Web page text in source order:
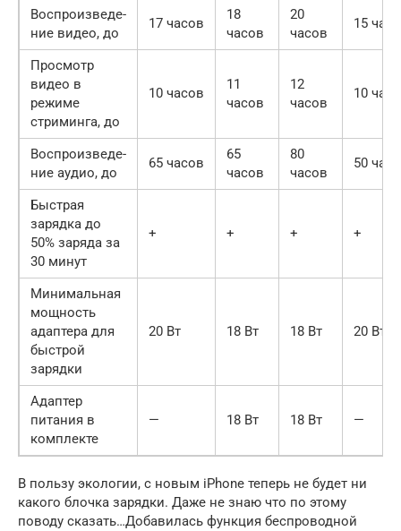
Воспроизведе­
ние видео, до
17 часов
18
часов
20
часов
15
Просмотр
видео в
режиме
стриминга, до
10 часов
11
часов
12
часов
10
Воспроизведе­
ние аудио, до
65 часов
65
часов
80
часов
50
Быстрая
зарядка до
50% заряда за
30 минут
+ + + +
Минимальная
мощность
адаптера для
быстрой
зарядки
20 Вт 18 Вт 18 Вт 20 Вт
Адаптер
питания в
комплекте
— 18 Вт 18 Вт —
В пользу экологии, с новым iPhone теперь не будет ни
какого блочка зарядки. Даже не знаю что по этому
поводу сказать…Добавилась функция беспроводной